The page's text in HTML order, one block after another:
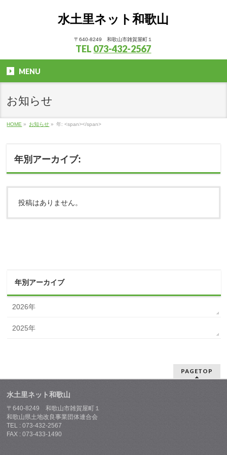
水土里ネット和歌山
〒640-8249 和歌山市雑賀屋町１
TEL 073-432-2567
MENU
お知らせ
HOME » お知らせ » 年: <span></span>
年別アーカイブ:
投稿はありません。
年別アーカイブ
2026年
2025年
PAGETOP
水土里ネット和歌山
〒640-8249 和歌山市雑賀屋町１
和歌山県土地改良事業団体連合会
TEL : 073-432-2567
FAX : 073-433-1490